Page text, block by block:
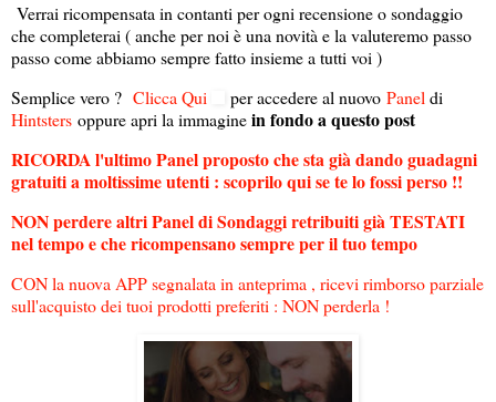
Verrai ricompensata in contanti per ogni recensione o sondaggio
che completerai ( anche per noi è una novità e la valuteremo passo
passo come abbiamo sempre fatto insieme a tutti voi )
Semplice vero ? Clicca Qui per accedere al nuovo Paneldi
Hintsters oppure apri la immaginein fondo a questo post
RICORDA l'ultimo Panel proposto che sta già dando guadagni
gratuiti a moltissime utenti : scoprilo qui se te lo fossi perso !!
NON perdere altri Panel di Sondaggi retribuiti già TESTATI
nel tempo e che ricompensano sempre per il tuo tempo
CON la nuova APP segnalata in anteprima , ricevi rimborso parziale
sull'acquisto dei tuoi prodotti preferiti : NON perderla !